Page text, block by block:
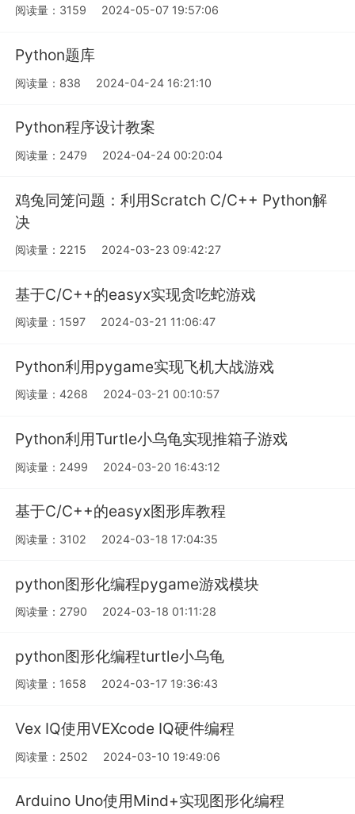
阅读量：3159 2024-05-07 19:57:06
Python题库
阅读量：838 2024-04-24 16:21:10
Python程序设计教案
阅读量：2479 2024-04-24 00:20:04
鸡兔同笼问题：利用Scratch C/C++ Python解
决
阅读量：2215 2024-03-23 09:42:27
基于C/C++的easyx实现贪吃蛇游戏
阅读量：1597 2024-03-21 11:06:47
Python利用pygame实现飞机大战游戏
阅读量：4268 2024-03-21 00:10:57
Python利用Turtle小乌龟实现推箱子游戏
阅读量：2499 2024-03-20 16:43:12
基于C/C++的easyx图形库教程
阅读量：3102 2024-03-18 17:04:35
python图形化编程pygame游戏模块
阅读量：2790 2024-03-18 01:11:28
python图形化编程turtle小乌龟
阅读量：1658 2024-03-17 19:36:43
Vex IQ使用VEXcode IQ硬件编程
阅读量：2502 2024-03-10 19:49:06
Arduino Uno使用Mind+实现图形化编程